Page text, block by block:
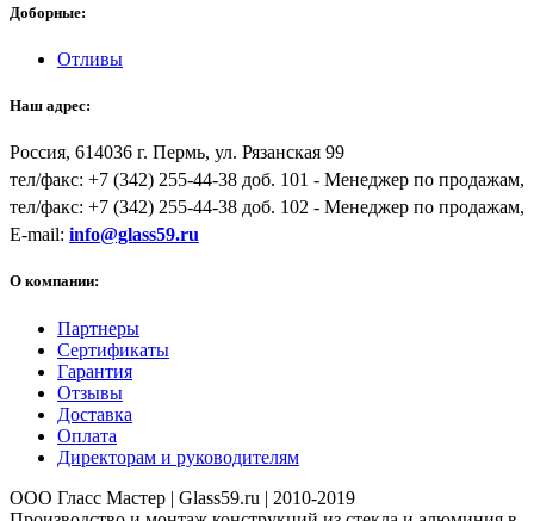
Доборные:
Отливы
Наш адрес:
Россия, 614036 г. Пермь, ул. Рязанская 99
тел/факс: +7 (342) 255-44-38 доб. 101 - Менеджер по продажам,
тел/факс: +7 (342) 255-44-38 доб. 102 - Менеджер по продажам,
E-mail: info@glass59.ru
О компании:
Партнеры
Сертификаты
Гарантия
Отзывы
Доставка
Оплата
Директорам и руководителям
ООО Гласс Мастер | Glass59.ru | 2010-2019